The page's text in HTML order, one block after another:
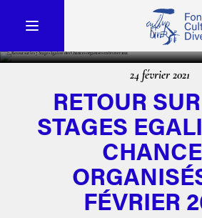
24 février 2021
RETOUR
STAGES
FÉVRIER